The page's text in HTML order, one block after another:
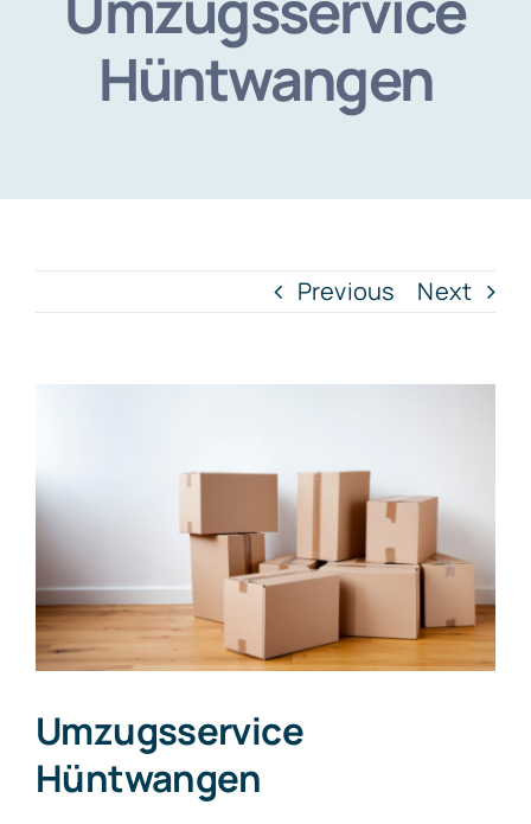
Hüntwangen
Previous Next
Image
Umzugsservice
Hüntwangen